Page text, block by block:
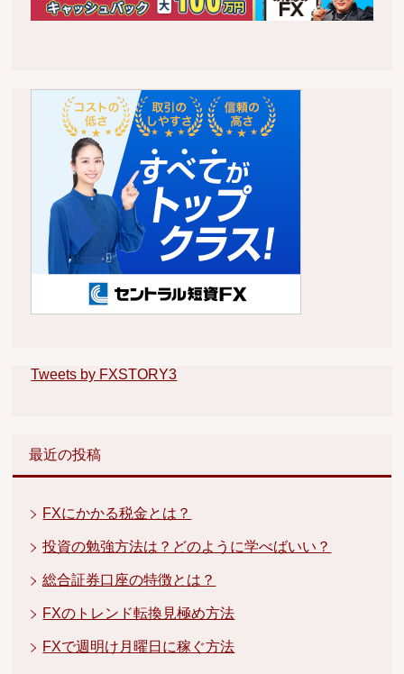
Tweets by FXSTORY3
最近の投稿
FXにかかる税金とは？
投資の勉強方法は？どのように学べばいい？
総合証券口座の特徴とは？
FXのトレンド転換見極め方法
FXで週明け月曜日に稼ぐ方法